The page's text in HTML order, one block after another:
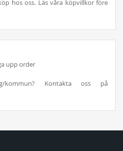
hos oss. Läs våra köpvillkor före
upp order
kommun? Kontakta oss på